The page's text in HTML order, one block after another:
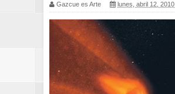
Gazcue es Arte lunes, abril 12, 2010